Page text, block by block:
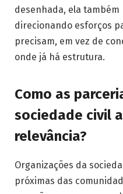
desenhada, ela
direcionando esforços
precisam, em vez de
onde já há estrutura.
Como as
sociedade civil
relevância?
Organizações da
próximas das